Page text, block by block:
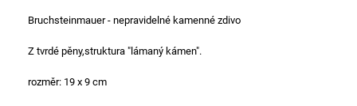
Bruchsteinmauer - nepravidelné kamenné zdivo
Z tvrdé pěny,struktura "lámaný kámen".
rozměr: 19 x 9 cm